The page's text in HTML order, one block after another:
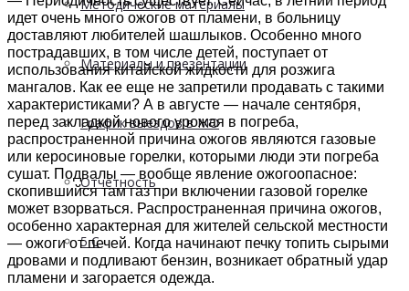
Методические материалы
Материалы и презентации
График выездов в МО
Отчетность
5 С
идет очень много ожогов от пламени, в больницу
доставляют любителей шашлыков. Особенно много
пострадавших, в том числе детей, поступает от
использования китайской жидкости для розжига
мангалов. Как ее еще не запретили продавать с такими
характеристиками? А в августе — начале сентября,
перед закладкой нового урожая в погреба,
распространенной причина ожогов являются газовые
или керосиновые горелки, которыми люди эти погреба
сушат. Подвалы — вообще явление ожогоопасное:
скопившийся там газ при включении газовой горелке
может взорваться. Распространенная причина ожогов,
особенно характерная для жителей сельской местности
— ожоги от печей. Когда начинают печку топить сырыми
дровами и подливают бензин, возникает обратный удар
пламени и загорается одежда.